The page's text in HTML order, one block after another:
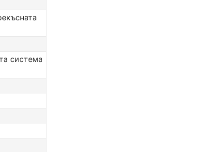
система